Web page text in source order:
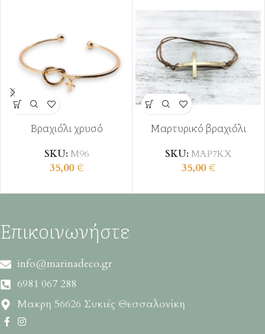
Βραχιόλι χρυσό
SKU: Μ96
35,00€
Μαρτυρικό βραχιόλι
SKU: ΜΑΡ7ΚΧ
35,00€
Επικοινωνήστε
info@marinadeco.gr
6981 067 288
Μακρη 56626 Συκιές Θεσσαλονίκη